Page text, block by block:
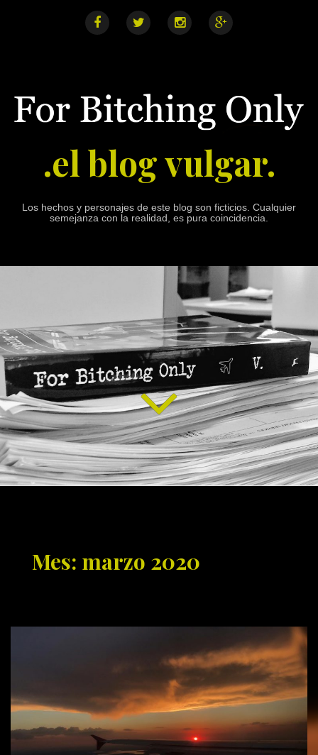
F
o
k
T I
a
m
G
.el blog vulgar.
Los hechos y personajes de este blog son ficticios. Cualquier
semejanza con la realidad, es pura coincidencia.
Mes: marzo 2020